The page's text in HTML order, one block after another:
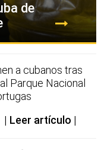
de
a cubanos tras
al Parque Nacional
Leer artículo